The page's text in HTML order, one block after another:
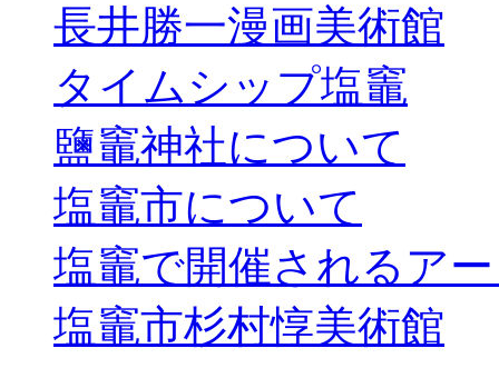
長井勝一漫画美術館
タイムシップ塩竈
鹽竈神社について
塩竈市について
塩竈で開催されるア
塩竈市杉村惇美術館